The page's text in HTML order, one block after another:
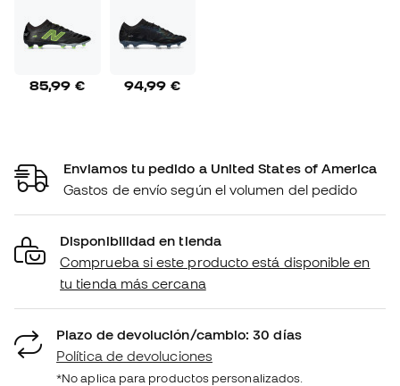
85,99 € 94,99 €
Enviamos tu pedido a United States of America
Gastos de envío según el volumen del pedido
Disponibilidad en tienda
Comprueba si este producto está disponible en
tu tienda más cercana
Plazo de devolución/cambio: 30 días
Política de devoluciones
*No aplica para productos personalizados.